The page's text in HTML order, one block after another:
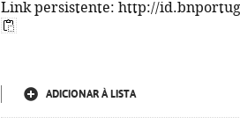
Link persistente: http://
ADICIONAR À LISTA